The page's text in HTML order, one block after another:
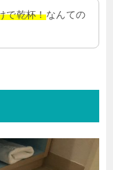
で乾杯！なんての